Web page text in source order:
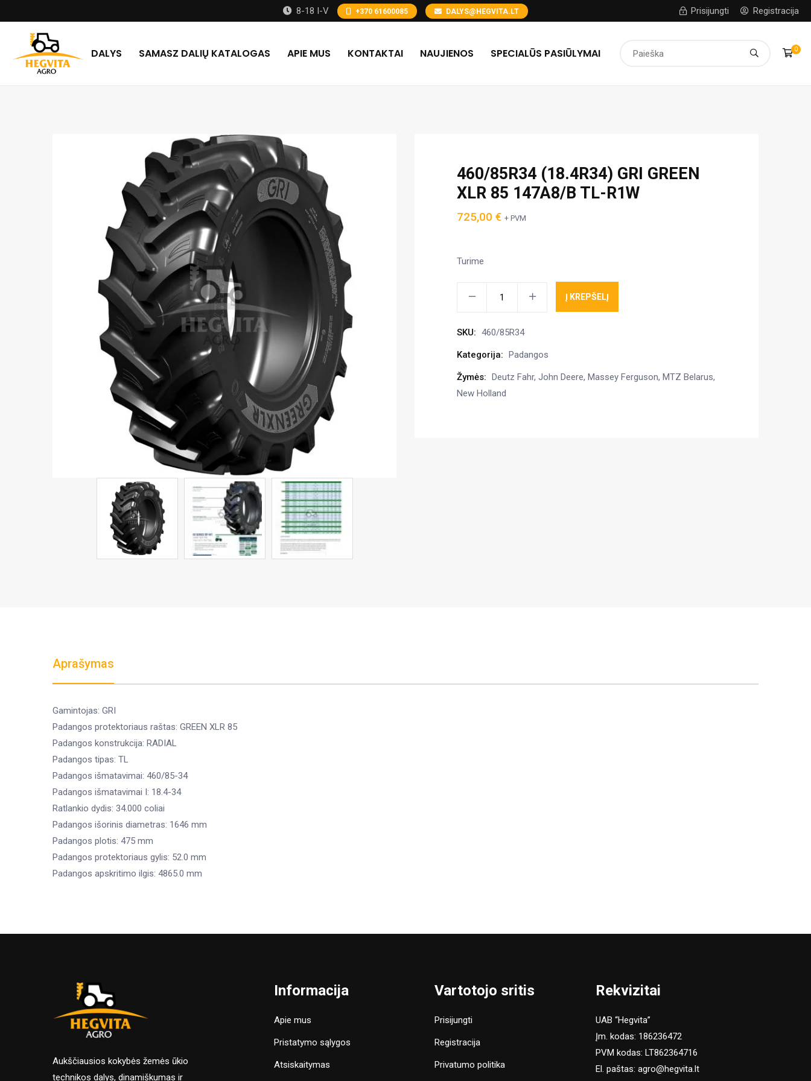
8-18 I-V +370 61600085 DALYS@HEGVITA.LT Prisijungti Registracija
DALYS SAMASZ DALIŲ KATALOGAS APIE MUS KONTAKTAI NAUJIENOS SPECIALŪS PASIŪLYMAI 0
460/85R34 (18.4R34) GRI GREEN
XLR 85 147A8/B TL-R1W
725,00 € + PVM
Turime
GREEN
XLR
85
147A8/B
Į KREPŠELĮ
SKU: 460/85R34
Kategorija: Padangos
Žymės: Deutz Fahr, John Deere, Massey Ferguson, MTZ Belarus,
New Holland
Aprašymas
Gamintojas: GRI
Padangos protektoriaus raštas: GREEN XLR 85
Padangos konstrukcija: RADIAL
Padangos tipas: TL
Padangos išmatavimai: 460/85-34
Padangos išmatavimai I: 18.4-34
Ratlankio dydis: 34.000 coliai
Padangos išorinis diametras: 1646 mm
Padangos plotis: 475 mm
Padangos protektoriaus gylis: 52.0 mm
Padangos apskritimo ilgis: 4865.0 mm
Aukščiausios kokybės žemės ūkio
technikos dalys, dinamiškumas ir
Informacija
Apie mus
Pristatymo sąlygos
Atsiskaitymas
Vartotojo sritis
Prisijungti
Registracija
Privatumo politika
Rekvizitai
UAB “Hegvita”
Įm. kodas: 186236472
PVM kodas: LT862364716
El. paštas: agro@hegvita.lt